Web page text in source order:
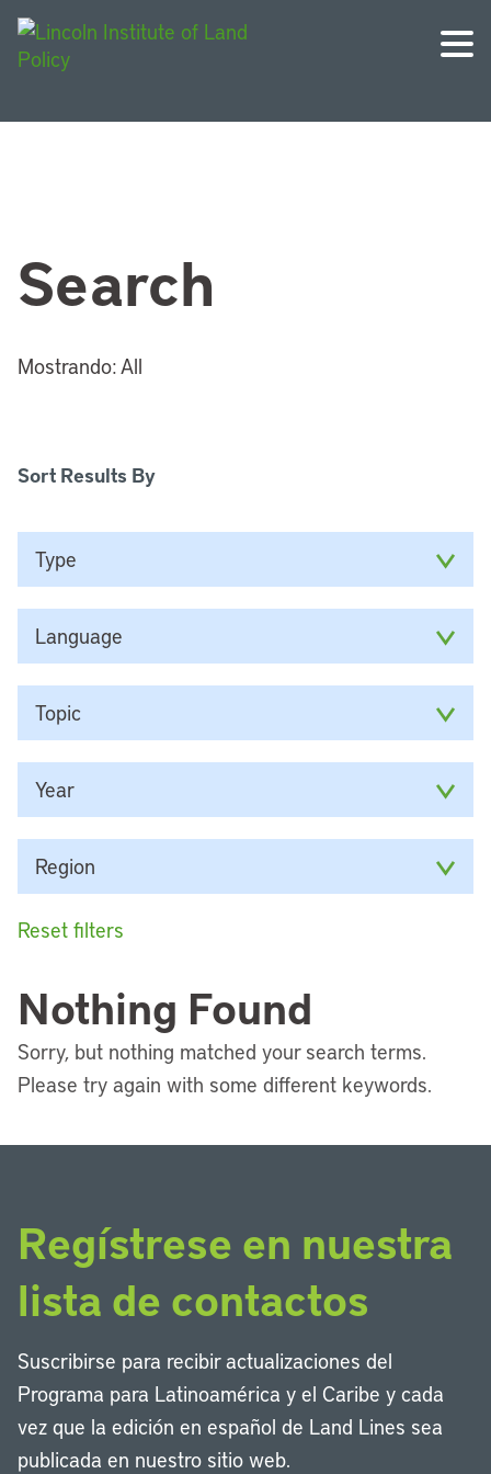
Search
Mostrando: All
Sort Results By
Type
Language
Topic
Year
Region
Reset filters
Nothing Found
Sorry, but nothing matched your search terms.
Please try again with some different keywords.
Regístrese en nuestra
lista de contactos
Suscribirse para recibir actualizaciones del
Programa para Latinoamérica y el Caribe y cada
vez que la edición en español de Land Lines sea
publicada en nuestro sitio web.